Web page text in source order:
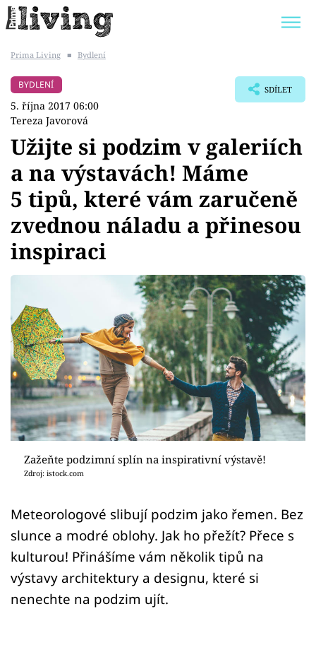
BYDLENÍ SLAVNÝCH
Témata
Bydlení
Zahrada
Sledujte prima+
Přihlášení
Sledujte nás
Prima Living ■ Bydlení
BYDLENÍ
5. října 2017 06:00
Tereza Javorová
SDÍLET
Užijte si podzim v galeriích
a na výstavách! Máme
5 tipů, které vám zaručeně
zvednou náladu a přinesou
inspiraci
Zažeňte podzimní splín na inspirativní výstavě!
Zdroj: istock.com
Meteorologové slibují podzim jako řemen. Bez
slunce a modré oblohy. Jak ho přežít? Přece s
kulturou! Přinášíme vám několik tipů na
výstavy architektury a designu, které si
nenechte na podzim ujít.